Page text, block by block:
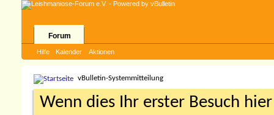
Forum
Hilfe Kalender Aktionen
vBulletin-Systemmitteilung
Wenn dies Ihr erster Besuch